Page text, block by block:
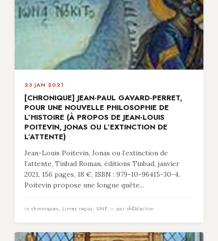
23 JAN 2021
[CHRONIQUE] JEAN-PAUL GAVARD-PERRET,
POUR UNE NOUVELLE PHILOSOPHIE DE
L’HISTOIRE (À PROPOS DE JEAN-LOUIS
POITEVIN, JONAS OU L’EXTINCTION DE
L’ATTENTE)
Jean-Louis Poitevin, Jonas ou l’extinction de
l’attente, Tinbad Roman, éditions Tinbad, janvier
2021, 156 pages, 18 €, ISBN : 979-10-96415-30-4.
Poitevin propose une longue quête...
in chroniques, Livres reçus, UNE — par rÃ©daction